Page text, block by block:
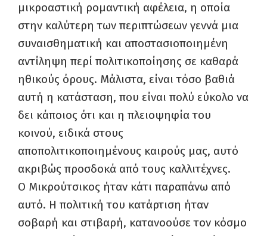
μικροαστική ρομαντική αφέλεια, η οποία
στην καλύτερη των περιπτώσεων γεννά μια
συναισθηματική και αποστασιοποιημένη
αντίληψη περί πολιτικοποίησης σε καθαρά
ηθικούς όρους. Μάλιστα, είναι τόσο βαθιά
αυτή η κατάσταση, που είναι πολύ εύκολο να
δει κάποιος ότι και η πλειοψηφία του
κοινού, ειδικά στους
αποπολιτικοποιημένους καιρούς μας, αυτό
ακριβώς προσδοκά από τους καλλιτέχνες.
Ο Μικρούτσικος ήταν κάτι παραπάνω από
αυτό. Η πολιτική του κατάρτιση ήταν
σοβαρή και στιβαρή, κατανοούσε τον κόσμο